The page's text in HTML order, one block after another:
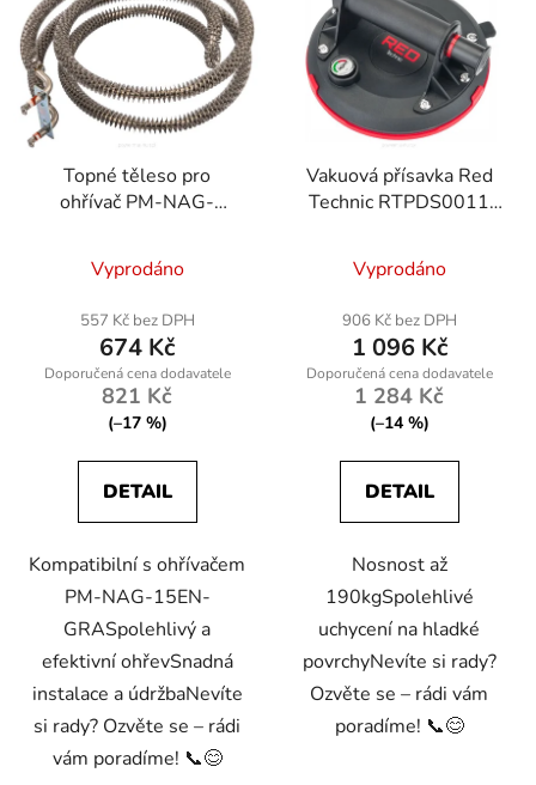
Topné těleso pro
ohřívač PM-NAG-
Vyprodáno
557 Kč bez DPH
674 Kč
821 Kč
(–17 %)
DETAIL
Kompatibilní s ohřívačem
PM-NAG-15EN-
GRASpolehlivý a
efektivní ohřevSnadná
instalace a údržbaNevíte
si rady? Ozvěte se – rádi
vám poradíme! 📞😊
Vakuová přísavka Red
Technic RTPDS0011
Vyprodáno
906 Kč bez DPH
1 096 Kč
1 284 Kč
(–14 %)
DETAIL
Nosnost až
190kgSpolehlivé
uchycení na hladké
povrchyNevíte si rady?
Ozvěte se – rádi vám
poradíme! 📞😊